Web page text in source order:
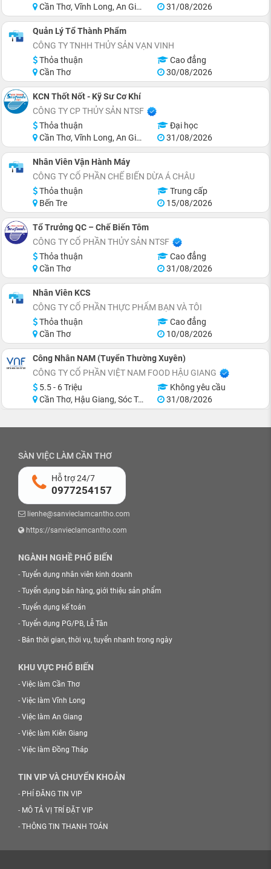
Cần Thơ, Vĩnh Long, An Giang, Đồng Tháp, Tiền Giang, Hồ Chí Minh
31/08/2026
Quản Lý Tổ Thành Phẩm
CÔNG TY TNHH THỦY SẢN VẠN VINH
Thỏa thuận
Cao đẳng
Cần Thơ
30/08/2026
KCN Thốt Nốt - Kỹ Sư Cơ Khí
CÔNG TY CP THỦY SẢN NTSF
Thỏa thuận
Đại học
Cần Thơ, Vĩnh Long, An Giang, Đồng Tháp, Tiền Giang, Hồ Chí Minh
31/08/2026
Nhân Viên Vận Hành Máy
CÔNG TY CỔ PHẦN CHẾ BIẾN DỪA Á CHÂU
Thỏa thuận
Trung cấp
Bến Tre
15/08/2026
Tổ Trưởng QC – Chế Biến Tôm
CÔNG TY CỔ PHẦN THỦY SẢN NTSF
Thỏa thuận
Cao đẳng
Cần Thơ
31/08/2026
Nhân Viên KCS
CÔNG TY CỔ PHẦN THỰC PHẨM BẠN VÀ TÔI
Thỏa thuận
Cao đẳng
Cần Thơ
10/08/2026
Công Nhân NAM (Tuyển Thường Xuyên)
CÔNG TY CỔ PHẦN VIỆT NAM FOOD HẬU GIANG
5.5 - 6 Triệu
Không yêu cầu
Cần Thơ, Hậu Giang, Sóc Trăng
31/08/2026
SÀN VIỆC LÀM CẦN THƠ
Hỗ trợ 24/7
0977254157
lienhe@sanvieclamcantho.com
https://sanvieclamcantho.com
NGÀNH NGHỀ PHỔ BIẾN
- Tuyển dụng nhân viên kinh doanh
- Tuyển dụng bán hàng, giới thiệu sản phẩm
- Tuyển dụng kế toán
- Tuyển dụng PG/PB, Lễ Tân
- Bán thời gian, thời vụ, tuyển nhanh trong ngày
KHU VỰC PHỔ BIẾN
- Việc làm Cần Thơ
- Việc làm Vĩnh Long
- Việc làm An Giang
- Việc làm Kiên Giang
- Việc làm Đồng Tháp
TIN VIP VÀ CHUYỂN KHOẢN
- PHÍ ĐĂNG TIN VIP
- MÔ TẢ VỊ TRÍ ĐẶT VIP
- THÔNG TIN THANH TOÁN